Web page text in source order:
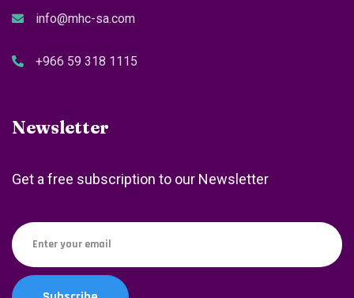
info@mhc-sa.com
+966 59 318 1115
Newsletter
Get a free subscription to our Newsletter